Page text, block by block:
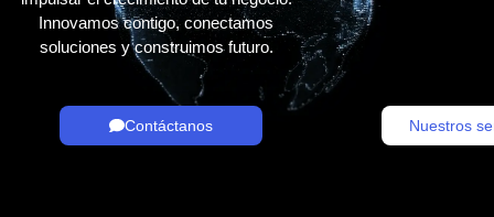
Innovamos contigo, conectamos
soluciones y construimos futuro.
Contáctanos Nuestros